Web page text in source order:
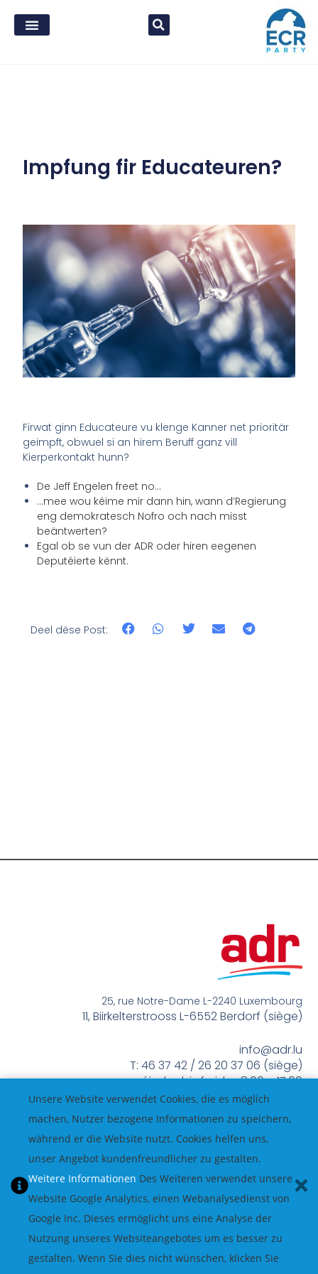
Impfung fir Educateuren?
Firwat ginn Educateure vu klenge Kanner net prioritär
geimpft, obwuel si an hirem Beruff ganz vill
Kierperkontakt hunn?
De Jeff Engelen freet no…
…mee wou kéime mir dann hin, wann d’Regierung
eng demokratesch Nofro och nach misst
beäntwerten?
Egal ob se vun der ADR oder hiren eegenen
Deputéierte kënnt.
Deel dëse Post:
25, rue Notre-Dame L-2240 Luxembourg
11, Biirkelterstrooss L-6552 Berdorf (siège)
info@adr.lu
T: 46 37 42 / 26 20 37 06 (siège)
méindes bis freides 8:00 – 17:00
Unsere Website verwendet Cookies, die es möglich
machen, Nutzer bezogene Informationen zu speichern,
während er die Website nutzt. Cookies helfen uns,
unser Angebot kundenfreundlicher zu gestalten.
Weitere Informationen Des Weiteren verwendet unsere
Website Google Analytics, einen Webanalysedienst von
Google Inc. Dieses ermöglicht uns eine Analyse der
Nutzung unseres Websiteangebotes um es besser zu
gestalten. Wenn Sie dies nicht wünschen, klicken Sie